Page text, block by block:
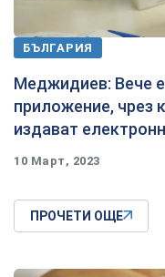
БЪЛГАРИЯ
Меджидиев: Вече
приложение, чрез
издават
10 Март, 2023
ПРОЧЕТИ ОЩЕ